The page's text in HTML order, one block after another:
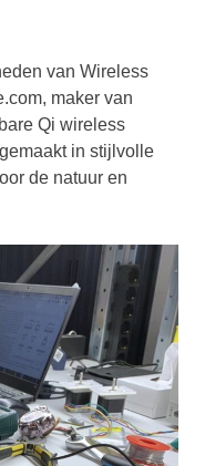
van Wireless
maker van
Qi wireless
in stijlvolle
de natuur en